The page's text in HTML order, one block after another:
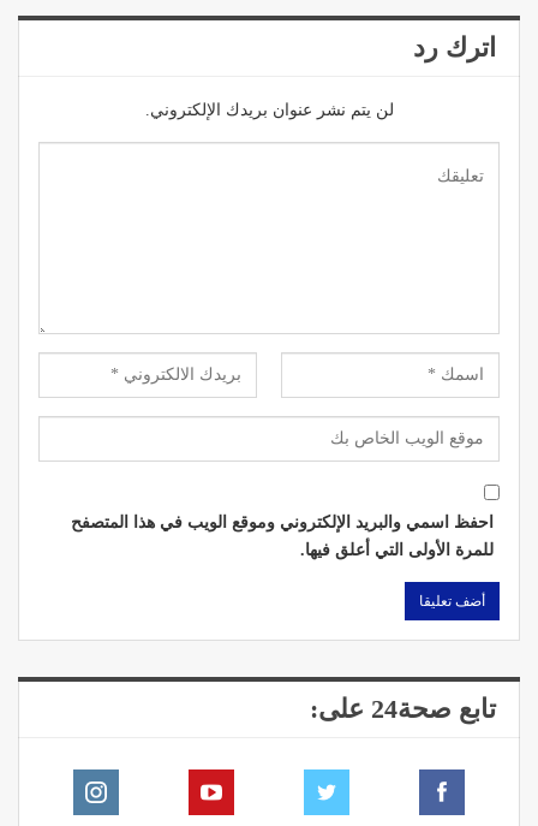
اترك رد
لن يتم نشر عنوان بريدك الإلكتروني.
احفظ اسمي والبريد الإلكتروني وموقع الويب في هذا المتصفح
للمرة الأولى التي أعلق فيها.
تابع صحة24 على: